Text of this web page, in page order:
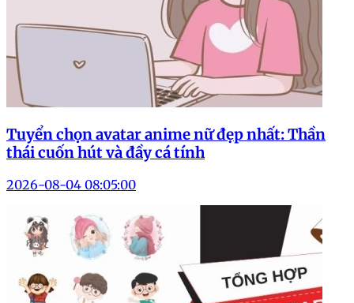
Tuyển chọn avatar anime nữ đẹp nhất: Thần
thái cuốn hút và đầy cá tính
2026-08-04 08:05:00